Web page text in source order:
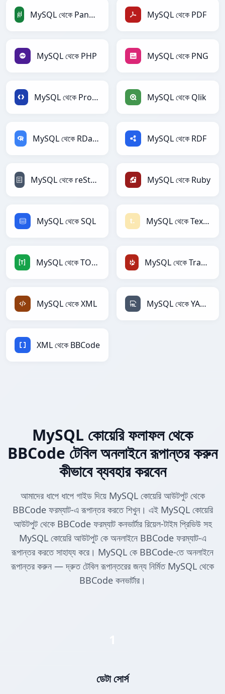
MySQL থেকে PandasDataFrame MySQL থেকে PDF
MySQL থেকে PHP MySQL থেকে PNG
MySQL থেকে Protobuf MySQL থেকে Qlik
MySQL থেকে RDataFrame MySQL থেকে RDF
MySQL থেকে reStructuredText MySQL থেকে Ruby
MySQL থেকে SQL MySQL থেকে Textile
MySQL থেকে TOML MySQL থেকে TracWiki
MySQL থেকে XML MySQL থেকে YAML
XML থেকে BBCode
MySQL কোয়েরি ফলাফল থেকে
BBCode টেবিল অনলাইনে রূপান্তর করুন
কীভাবে ব্যবহার করবেন
আমাদের ধাপে ধাপে গাইড দিয়ে MySQL কোয়েরি আউটপুট থেকে
BBCode ফরম্যাট-এ রূপান্তর করতে শিখুন। এই MySQL কোয়েরি
আউটপুট থেকে BBCode ফরম্যাট কনভার্টার রিয়েল-টাইম প্রিভিউ সহ
MySQL কোয়েরি আউটপুট কে অনলাইনে BBCode ফরম্যাট-এ
রূপান্তর করতে সাহায্য করে। MySQL কে BBCode-তে অনলাইনে
রূপান্তর করুন — দ্রুত টেবিল রূপান্তরের জন্য নির্মিত MySQL থেকে
BBCode কনভার্টার।
ডেটা সোর্স